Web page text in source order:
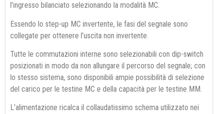
l’ingresso bilanciato selezionando la modalità MC.
Essendo lo step-up MC invertente, le fasi del segnale sono
collegate per ottenere l’uscita non invertente.
Tutte le commutazioni interne sono selezionabili con dip-switch
posizionati in modo da non allungare il percorso del segnale; con
lo stesso sistema, sono disponibili ampie possibilità di selezione
del carico per le testine MC e della capacità per le testine MM.
L’alimentazione ricalca il collaudatissimo schema utilizzato nei